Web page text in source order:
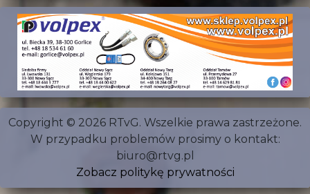
Copyright © 2026 RTvG. Wszelkie prawa zastrzeżone.
W przypadku problemów prosimy o kontakt:
biuro@rtvg.pl
Zobacz politykę prywatności